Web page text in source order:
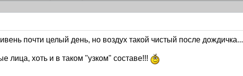
почти целый день, но воздух такой чистый после дождичка...
лица, хоть и в таком "узком" составе!!!